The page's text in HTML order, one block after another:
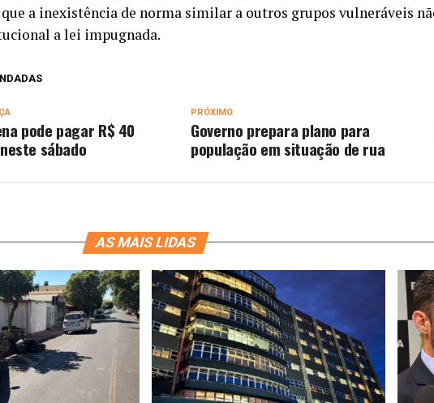
a inexistência de norma similar a outros grupos vulneráveis
a lei impugnada.
PRÓXIMO
Governo prepara plano para
população em situação de rua
pode pagar R$ 40
sábado
AS MAIS LIDAS